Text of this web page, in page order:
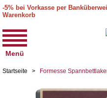
-5% bei Vorkasse per
Warenkorb
Menü
Startseite > Formesse